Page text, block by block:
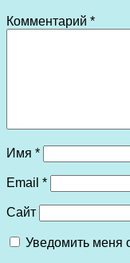
Комментарий *
Имя *
Email *
Сайт
Уведомить меня